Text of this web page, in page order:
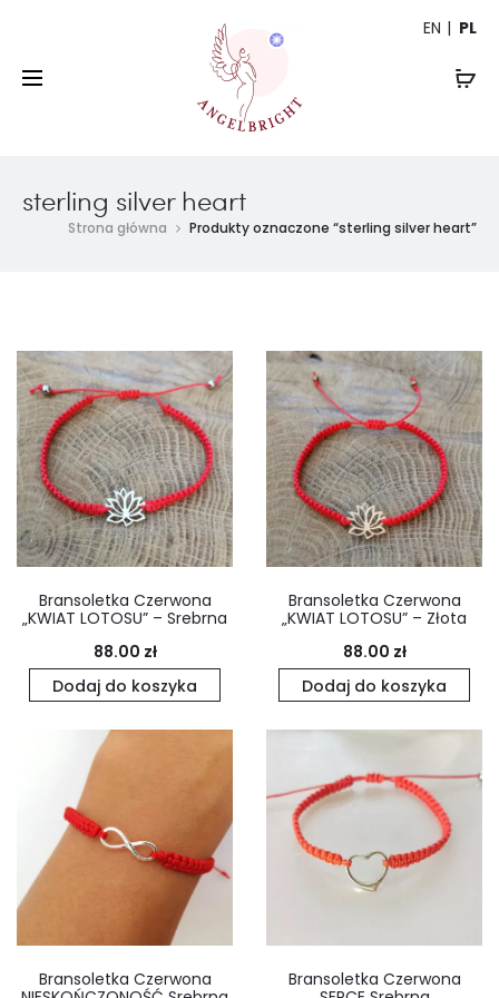
EN PL
sterling silver heart
Strona główna Produkty oznaczone “sterling silver heart”
Bransoletka Czerwona
„KWIAT LOTOSU” – Srebrna
88.00 zł
Dodaj do koszyka
Bransoletka Czerwona
„KWIAT LOTOSU” – Złota
88.00 zł
Dodaj do koszyka
Bransoletka Czerwona
Bransoletka Czerwona